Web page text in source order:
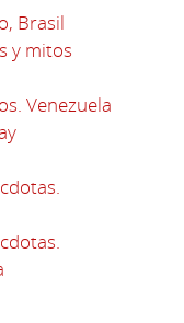
Brasil
y mitos
Venezuela